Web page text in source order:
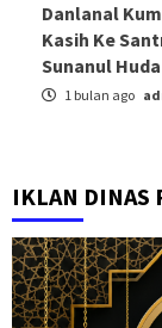
Danlanal
Kasih Ke
Sunanul Huda
1 bulan ago
IKLAN DINAS